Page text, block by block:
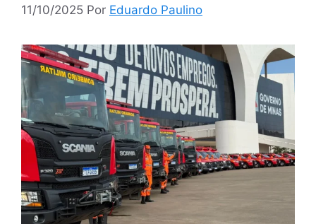
11/10/2025 Por Eduardo Paulino